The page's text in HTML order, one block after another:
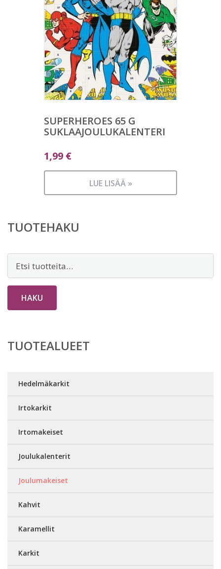
SUPERHEROES 65 G
SUKLAAJOULUKALENTERI
1,99 €
LUE LISÄÄ »
TUOTEHAKU
HAKU
TUOTEALUEET
Hedelmäkarkit
Irtokarkit
Irtomakeiset
Joulukalenterit
Joulumakeiset
Kahvit
Karamellit
Karkit